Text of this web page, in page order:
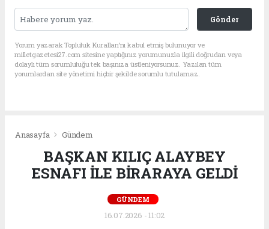
Gönder
Yorum yazarak Topluluk Kuralları’nı kabul etmiş bulunuyor ve
milletgazetesi27.com sitesine yaptığınız yorumunuzla ilgili doğrudan veya
dolaylı tüm sorumluluğu tek başınıza üstleniyorsunuz. Yazılan tüm
yorumlardan site yönetimi hiçbir şekilde sorumlu tutulamaz.
Anasayfa Gündem
BAŞKAN KILIÇ ALAYBEY
ESNAFI İLE BİRARAYA GELDİ
GÜNDEM
16.07.2026 - 11:02